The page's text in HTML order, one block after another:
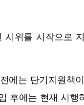
시위를 시작으로
에는 단기지원책
후에는 현재 시